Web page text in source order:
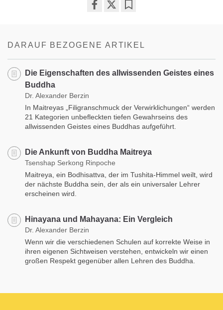
DARAUF BEZOGENE ARTIKEL
Die Eigenschaften des allwissenden Geistes eines
Buddha
Dr. Alexander Berzin
In Maitreyas „Filigranschmuck der Verwirklichungen“ werden
21 Kategorien unbefleckten tiefen Gewahrseins des
allwissenden Geistes eines Buddhas aufgeführt.
Die Ankunft von Buddha Maitreya
Tsenshap Serkong Rinpoche
Maitreya, ein Bodhisattva, der im Tushita-Himmel weilt, wird
der nächste Buddha sein, der als ein universaler Lehrer
erscheinen wird.
Hinayana und Mahayana: Ein Vergleich
Dr. Alexander Berzin
Wenn wir die verschiedenen Schulen auf korrekte Weise in
ihren eigenen Sichtweisen verstehen, entwickeln wir einen
großen Respekt gegenüber allen Lehren des Buddha.